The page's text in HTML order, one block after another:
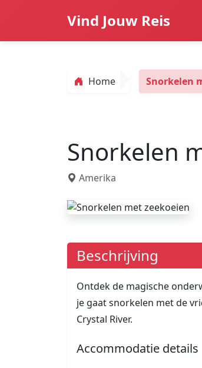
Vind Jouw Reis
Home Snorkelen
Snorkelen
Amerika
Beschrijving
Ontdek de magische
je gaat snorkelen met de
Crystal River.
Accommodatie details